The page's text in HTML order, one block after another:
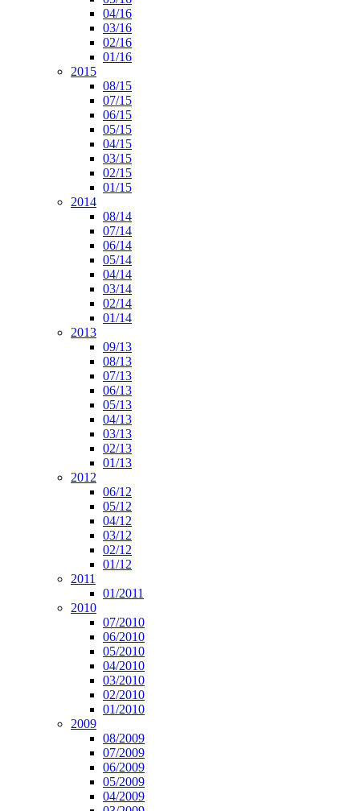
04/16
03/16
02/16
01/16
2015
08/15
07/15
06/15
05/15
04/15
03/15
02/15
01/15
2014
08/14
07/14
06/14
05/14
04/14
03/14
02/14
01/14
2013
09/13
08/13
07/13
06/13
05/13
04/13
03/13
02/13
01/13
2012
06/12
05/12
04/12
03/12
02/12
01/12
2011
01/2011
2010
07/2010
06/2010
05/2010
04/2010
03/2010
02/2010
01/2010
2009
08/2009
07/2009
06/2009
05/2009
04/2009